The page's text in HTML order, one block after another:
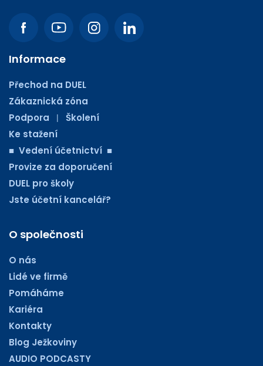
Informace
Přechod na DUEL
Zákaznická zóna
Podpora
| Školení
Ke stažení
■ Vedení účetnictví ■
Provize za doporučení
DUEL pro školy
Jste účetní kancelář?
O společnosti
O nás
Lidé ve firmě
Pomáháme
Kariéra
Kontakty
Blog Ježkoviny
AUDIO PODCASTY